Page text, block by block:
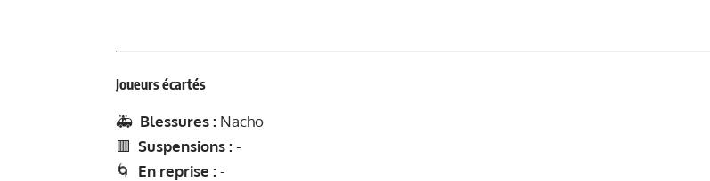
Joueurs écartés
🚑 Blessures : Nacho
🟥 Suspensions : -
🌀 En reprise : -